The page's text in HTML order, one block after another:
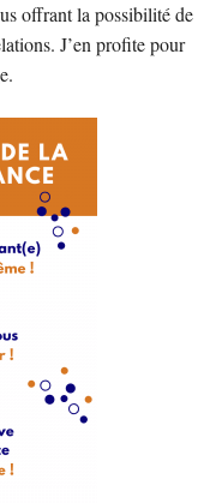
offrant la possibilité de
J’en profite pour